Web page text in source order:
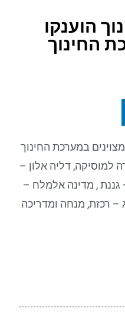
הוענקו
החינוך
במערכת החינוך
למוסיקה, דליה אלון –
גננת , מדינה אלמלח –
– רכזת, מנחה ומדריכה